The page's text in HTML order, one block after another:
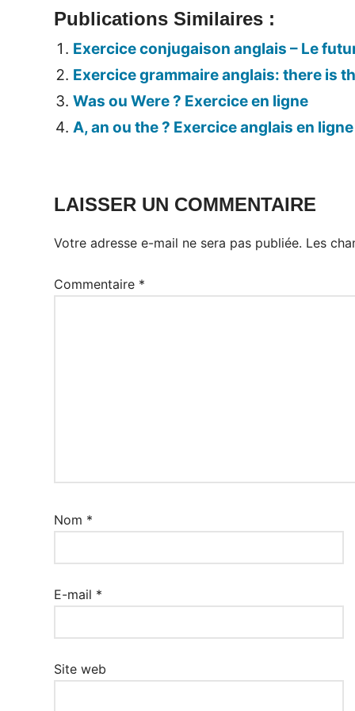
Publications Similaires :
Exercice conjugaison anglais – Le
Exercice grammaire anglais: there is
Was ou Were ? Exercice en ligne
A, an ou the ? Exercice anglais en ligne
LAISSER UN COMMENTAIRE
Votre adresse e-mail ne sera pas publiée. Les
Commentaire *
Nom *
E-mail *
Site web